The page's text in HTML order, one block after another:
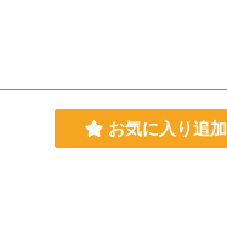
お気に入り追加